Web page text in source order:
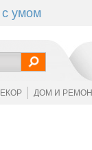
с умом
ДОМ И